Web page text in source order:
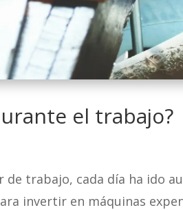
el trabajo?
trabajo, cada día ha ido
invertir en máquinas